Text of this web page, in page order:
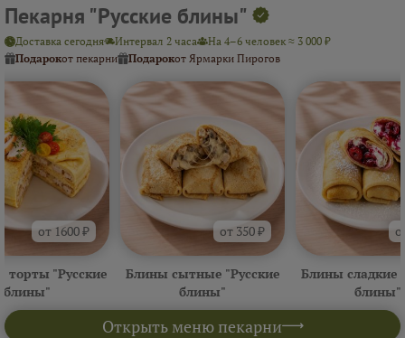
Пекарня "Русские блины"
Открыть меню пекарни
Доставка сегодня Интервал 2 часа
На 4–6 человек ≈ 3 000 ₽
Подарокот пекарни Подарокот Ярмарки Пирогов
от 1600 ₽
торты "Русские
блины"
от 350 ₽
Блины сытные "Русские
блины"
Блины сладкие
блины"